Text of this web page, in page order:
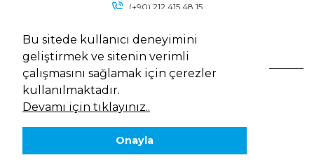
Bu sitede kullanıcı deneyimini
geliştirmek ve sitenin verimli
çalışmasını sağlamak için çerezler
kullanılmaktadır.
Devamı için tıklayınız..
Onayla
(+90) 212 415 48 15
info@vessen.com
Vessen, Tüm Hakları Saklıdır
Kişisel Verilerin Korunması Kanunu
Gizlilik Politikası
Web Tasarım